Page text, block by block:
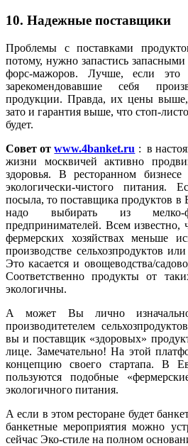
10. Надежные поставщики
Проблемы с поставками
потому, нужно запастись
форс-мажоров. Лучше, если
зарекомендовавшие себя
продукции. Правда, их цены
зато и гарантия выше, что стоп-
будет.
Совет отwww.4banket.ru : в
жизни москвичей активно
здоровья. В ресторанном
экологически-чистого питания.
посыла, то поставщика продуктов в
надо выбирать из мелко-
предпринимателей. Всем известно,
фермерских хозяйствах меньше
производстве сельхозпродуктов
Это касается и овощеводства/
Соответственно продукты от
экологичны.
А может Вы лично изначально
производитетелем
вы и поставщик «здоровых»
лице. Замечательно! На этой
концепцию своего стартапа. В
пользуются подобные
экологичного питания.
А если в этом ресторане будет
банкетные мероприятия можно
сейчас Эко-стиле на полном